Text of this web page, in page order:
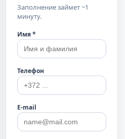
Заполнение займет ~1
минуту.
Имя *
Телефон
E-mail